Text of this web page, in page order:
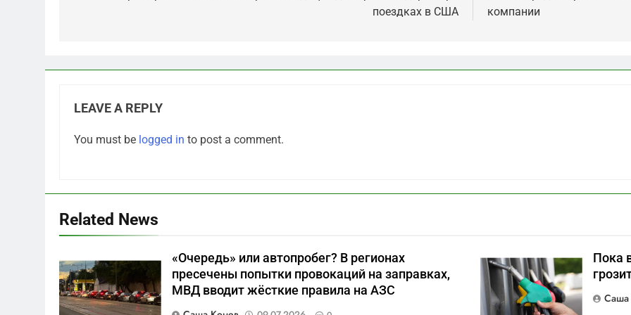
поездках в США
компании
LEAVE A REPLY
You must be logged in to post a comment.
Related News
«Очередь» или автопробег? В регионах
пресечены попытки провокаций на заправках,
МВД вводит жёсткие правила на АЗС
Пока
Саша
5
Что происходит в
«для защиты Отечества»
6
«500-тонный беспилотник»
Что скрывает российский
ВМФ
САНКТ-ПЕТЕРБУРГ И ОБЛАСТЬ
7
Перезагрузка в Удмуртии: